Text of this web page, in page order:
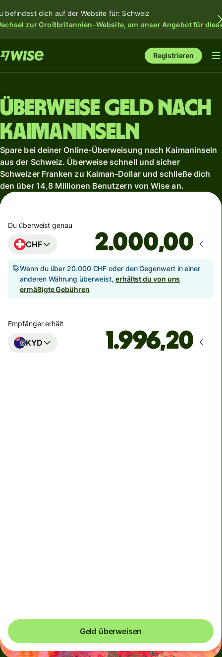
befindest dich auf der Website für: Schweiz
zur Großbritannien-Website, um unser Angebot für
Registrieren
Überweise Geld nach
Kaimaninseln
Spare bei deiner Online-Überweisung nach Kaimaninseln
aus der Schweiz. Überweise schnell und sicher
Schweizer Franken zu Kaiman-Dollar und schließe dich
den über 14,8 Millionen Benutzern von Wise an.
Du überweist genau
CHF ,00
Wenn du über 20.000 CHF oder den Gegenwert in einer
anderen Währung überweist, erhältst du von uns
ermäßigte Gebühren
Empfänger erhält
KYD
Geld überweisen